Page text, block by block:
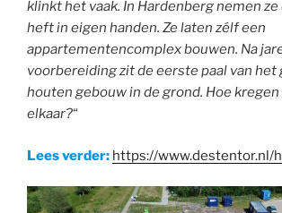
klinkt het vaak. In Hardenberg nemen
heft in eigen handen. Ze laten zélf een
appartementencomplex bouwen. Na
voorbereiding zit de eerste paal van
houten gebouw in de grond. Hoe kregen
elkaar?“
Lees verder: https://www.destentor.nl/